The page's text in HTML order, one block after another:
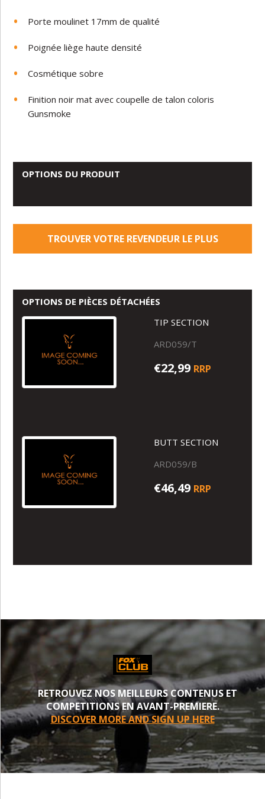
Porte moulinet 17mm de qualité
Poignée liège haute densité
Cosmétique sobre
Finition noir mat avec coupelle de talon coloris
Gunsmoke
OPTIONS DU PRODUIT
TROUVER VOTRE REVENDEUR LE PLUS
OPTIONS DE PIÈCES DÉTACHÉES
TIP SECTION
ARD059/T
€22,99 RRP
BUTT SECTION
ARD059/B
€46,49 RRP
RETROUVEZ NOS MEILLEURS CONTENUS ET
COMPETITIONS EN AVANT-PREMIERE.
DISCOVER MORE AND SIGN UP HERE